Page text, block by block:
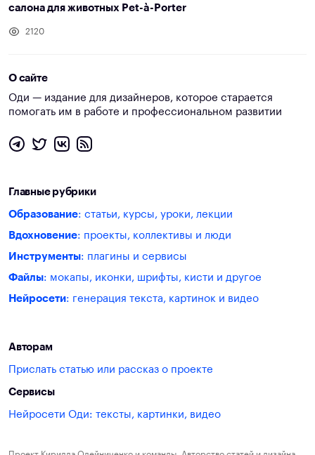
салона для животных Pet-à-Porter
2120
О сайте
Оди — издание для дизайнеров, которое старается
помогать им в работе и профессиональном развитии
Главные рубрики
Образование: статьи, курсы, уроки, лекции
Вдохновение: проекты, коллективы и люди
Инструменты: плагины и сервисы
Файлы: мокапы, иконки, шрифты, кисти и другое
Нейросети: генерация текста, картинок и видео
Авторам
Прислать статью или рассказ о проекте
Сервисы
Нейросети Оди: тексты, картинки, видео